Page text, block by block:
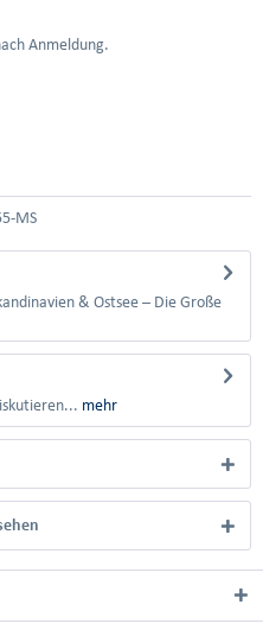
Anmeldung.
MS
& Ostsee – Die Große
mehr